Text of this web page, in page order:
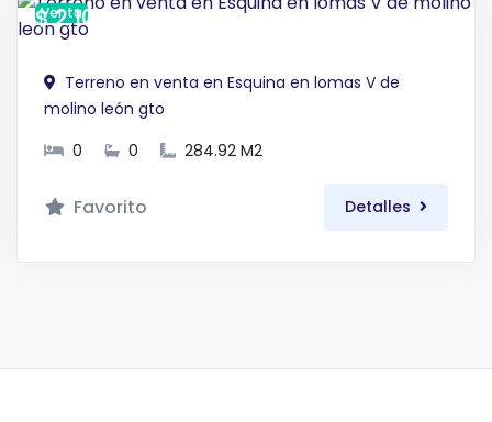
Venta
$ 2,108,408 MXN
Terreno en venta en Esquina en lomas V de
molino león gto
0
0 284.92 M2
Favorito Detalles